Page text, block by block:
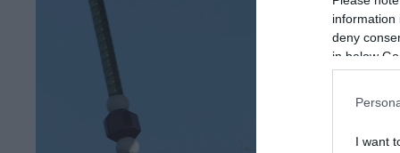
information
deny
in below
I want